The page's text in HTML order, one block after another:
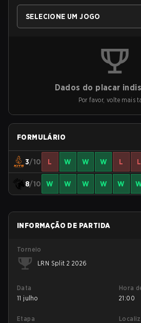
SELECIONE UM JOGO
Dados do placar
Por favor, volte mais
FORMULÁRIO
3/10 L W W W L L
8/10 W W W W W
INFORMAÇÃO DE PARTIDA
Torneio
LRN Split 2 2026
Data
11 julho
Hora
21:00
Etapa